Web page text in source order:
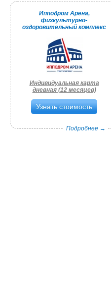
Ипподром Арена,
физкультурно-
оздоровительный комплекс
Индивидуальная карта
дневная (12 месяцев)
Узнать стоимость
Подробнее →